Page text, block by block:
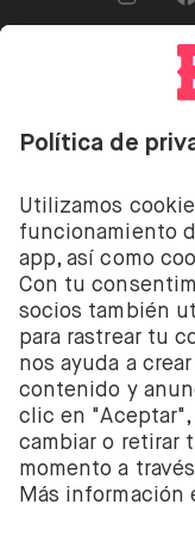
Abrir menú de
Invertir conlleva
Invertir conlleva
ETF de BUX son
holandesa BUX
Cámara de
58403949. BUX
Autoridad
Bajos (Autoriteit
BUX B.V. no
inversión. Los
sus propias
independiente.